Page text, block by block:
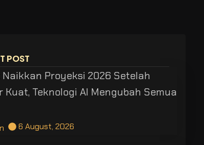
POST
Naikkan Proyeksi 2026 Setelah
Kuat, Teknologi AI Mengubah Semua
6 August, 2026